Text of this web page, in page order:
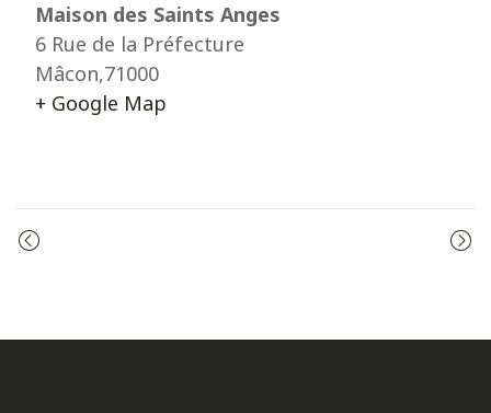
Maison des Saints Anges
6 Rue de la Préfecture
Mâcon,71000
+ Google Map
Event